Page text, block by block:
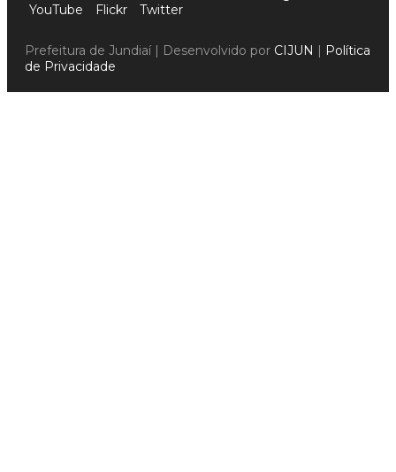
YouTube
Flickr Twitter
Prefeitura de Jundiaí | Desenvolvido por CIJUN | Política
de Privacidade